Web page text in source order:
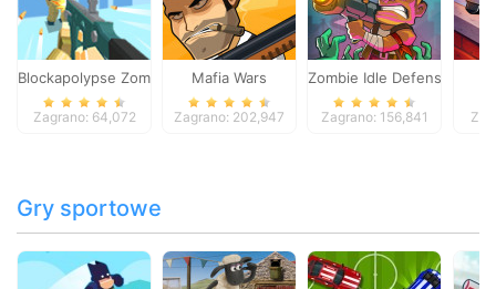
Blockapolypse Zombie Shooter
Zagrano: 64,072
Mafia Wars
Zagrano: 202,947
Zombie Idle Defense
Zagrano: 156,841
Gry sportowe